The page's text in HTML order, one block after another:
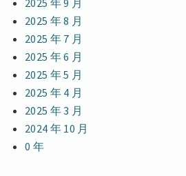
2025 年 8 月
2025 年 7 月
2025 年 6 月
2025 年 5 月
2025 年 4 月
2025 年 3 月
2024 年 10 月
0 年